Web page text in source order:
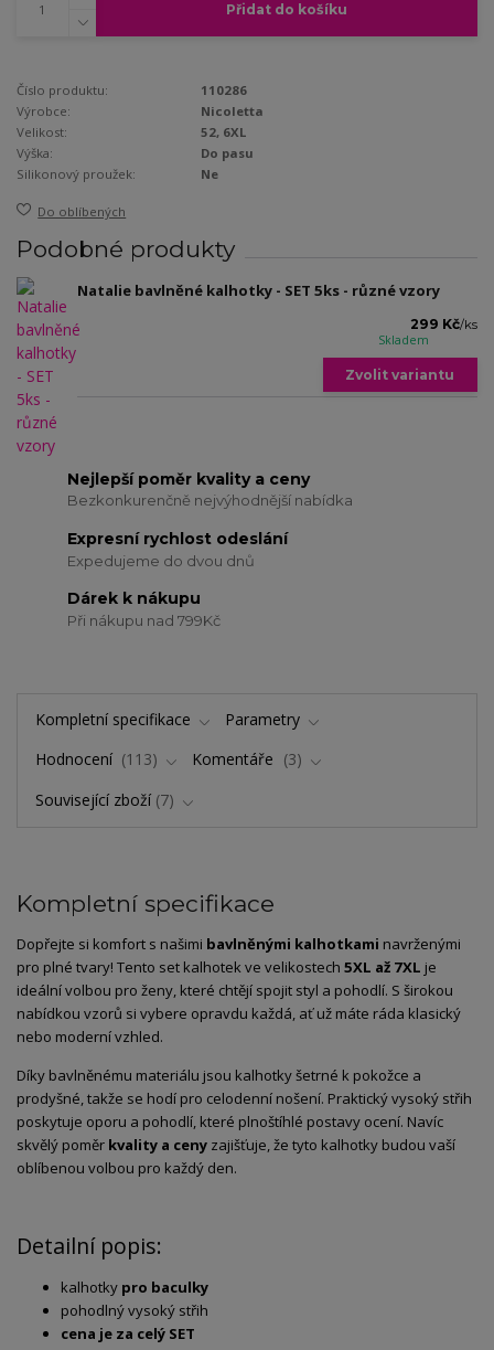
Přidat do košíku
Číslo produktu:
110286
Výrobce:
Nicoletta
Velikost:
52, 6XL
Výška:
Do pasu
Silikonový proužek:
Ne
Do oblíbených
Podobné produkty
Natalie bavlněné kalhotky - SET 5ks - různé vzory
299 Kč/ks
Skladem
Zvolit variantu
Nejlepší poměr kvality a ceny
Bezkonkurenčně nejvýhodnější nabídka
Expresní rychlost odeslání
Expedujeme do dvou dnů
Dárek k nákupu
Při nákupu nad 799Kč
Kompletní specifikace
Parametry
Hodnocení
113 Komentáře
3
Související zboží 7
Kompletní specifikace
Dopřejte si komfort s našimi bavlněnými kalhotkami navrženými
pro plné tvary! Tento set kalhotek ve velikostech 5XL až 7XL je
ideální volbou pro ženy, které chtějí spojit styl a pohodlí. S širokou
nabídkou vzorů si vybere opravdu každá, ať už máte ráda klasický
nebo moderní vzhled.
Díky bavlněnému materiálu jsou kalhotky šetrné k pokožce a
prodyšné, takže se hodí pro celodenní nošení. Praktický vysoký střih
poskytuje oporu a pohodlí, které plnoštíhlé postavy ocení. Navíc
skvělý poměr kvality a ceny zajišťuje, že tyto kalhotky budou vaší
oblíbenou volbou pro každý den.
Detailní popis:
kalhotky pro baculky
pohodlný vysoký střih
cena je za celý SET